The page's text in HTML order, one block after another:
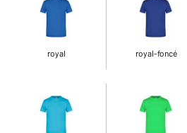
royal royal-foncé